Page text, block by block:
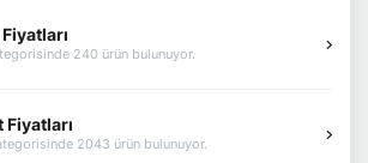
Fiyatları
240 ürün bulunuyor.
Fiyatları
2043 ürün bulunuyor.